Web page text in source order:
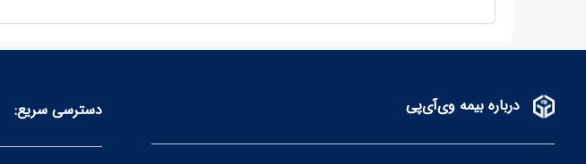
درباره بیمه وی‌آی‌پی دسترسی سریع: